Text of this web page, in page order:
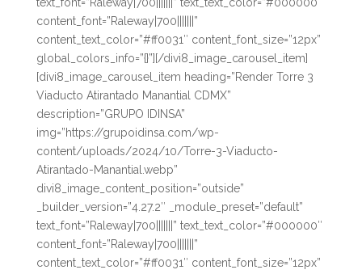
content_font=”Raleway|700|||||||”
content_text_color=”#ff0031″ content_font_size=”12px”
global_colors_info=”{}”][/divi8_image_carousel_item]
[divi8_image_carousel_item heading=”Render Torre 3
Viaducto Atirantado Manantial CDMX”
description=”GRUPO IDINSA”
img=”https://grupoidinsa.com/wp-
content/uploads/2024/10/Torre-3-Viaducto-
Atirantado-Manantial.webp”
divi8_image_content_position=”outside”
_builder_version=”4.27.2″ _module_preset=”default”
text_font=”Raleway|700|||||||” text_text_color=”#000000″
content_font=”Raleway|700|||||||”
content_text_color=”#ff0031″ content_font_size=”12px”